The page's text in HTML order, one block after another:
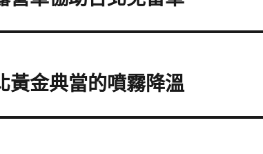
黃金典當的噴霧降溫